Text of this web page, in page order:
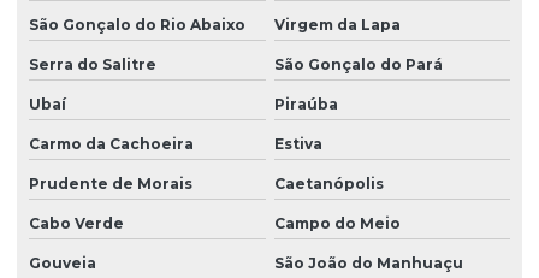
São Gonçalo do Rio Abaixo Virgem da Lapa
Serra do Salitre São Gonçalo do Pará
Ubaí Piraúba
Carmo da Cachoeira Estiva
Prudente de Morais Caetanópolis
Cabo Verde Campo do Meio
Gouveia São João do Manhuaçu